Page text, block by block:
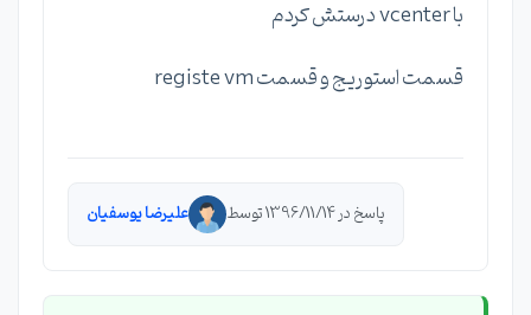
با vcenter درستش کردم
قسمت استوریج و قسمت registe vm
پاسخ در 1396/11/14 توسط علیرضا یوسفیان